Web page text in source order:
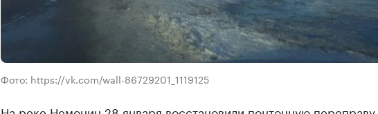
Фото: https://vk.com/wall-86729201_1119125